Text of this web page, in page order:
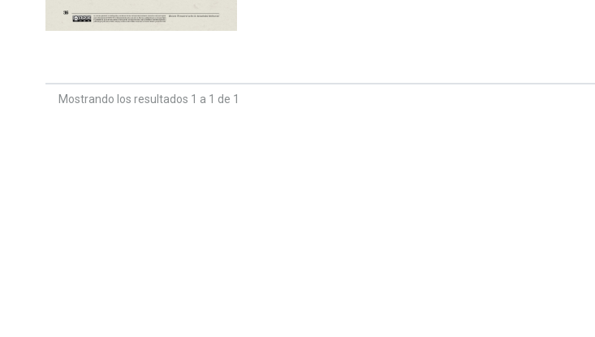
Mostrando los resultados 1 a 1 de 1